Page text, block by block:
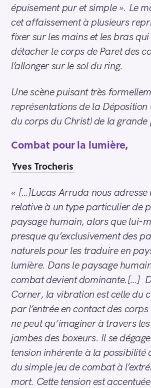
épuisement pur et simple ». Le
cet affaissement à plusieurs
fixer sur les mains et les bras
détacher le corps de Paret des
l’allonger sur le sol du ring.
Une scène puisant très
représentations de la Déposition
du corps du Christ) de la grande
Combat pour la lumière,
Yves Trocheris
« […]Lucas Arruda nous adresse
relative à un type particulier de
paysage humain, alors que lui-
presque qu’exclusivement des
naturels pour les traduire en
lumière. Dans le paysage
combat devient dominante.[…]
Corner, la vibration est celle du
par l’entrée en contact des corps
ne peut qu’imaginer à travers
jambes des boxeurs. Il se
tension inhérente à la possibilité
du simple jeu de combat à
mort. Cette tension est